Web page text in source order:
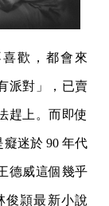
歡，都會來
派對」，已賣
趕上。而即使
迷於 90 年代
德威這個幾乎
俊頴最新小說